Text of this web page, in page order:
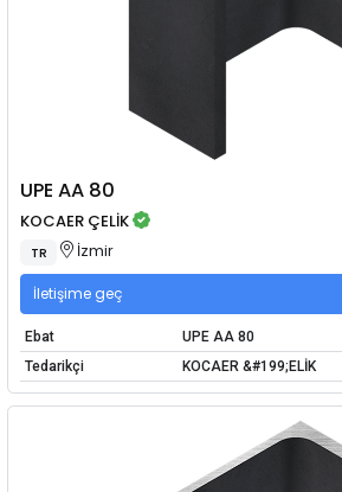
UPE AA 80
KOCAER ÇELİK
TR İzmir
İletişime geç
Ebat
UPE AA 80
Tedarikçi
KOCAER &#199;ELİK